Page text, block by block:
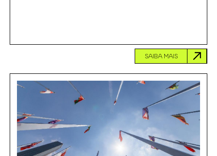
SAIBA MAIS